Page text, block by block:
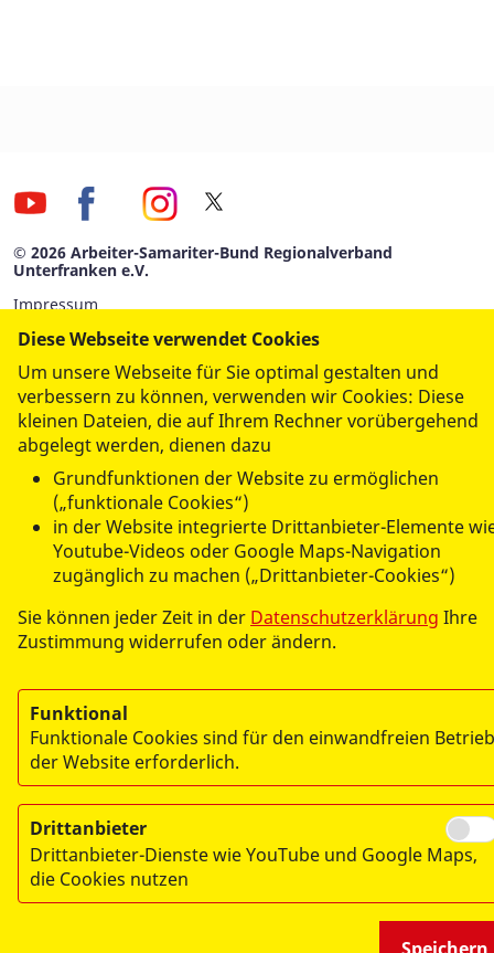
© 2026 Arbeiter-Samariter-Bund Regionalverband
Unterfranken e.V.
Impressum
Datenschutz
Hinweisgeberschutzgesetz
Antidiskriminierung
Diese Webseite verwendet Cookies
Um unsere Webseite für Sie optimal gestalten und
verbessern zu können, verwenden wir Cookies: Diese
kleinen Dateien, die auf Ihrem Rechner vorübergehend
abgelegt werden, dienen dazu
Grundfunktionen der Website zu ermöglichen
(„funktionale Cookies“)
in der Website integrierte Drittanbieter-Elemente
Youtube-Videos oder Google Maps-Navigation
zugänglich zu machen („Drittanbieter-Cookies“)
Sie können jeder Zeit in der Datenschutzerklärung Ihre
Zustimmung widerrufen oder ändern.
Funktional
Funktionale Cookies sind für den einwandfreien Betrieb
der Website erforderlich.
Drittanbieter
Drittanbieter-Dienste wie YouTube und Google Maps,
die Cookies nutzen